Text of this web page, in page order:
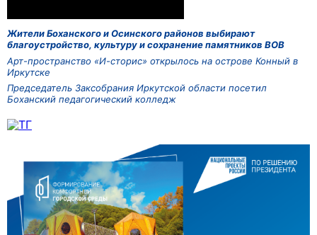
Жители Боханского и Осинского районов выбирают
благоустройство, культуру и сохранение памятников ВОВ
Арт-пространство «И-сторис» открылось на острове Конный в
Иркутске
Председатель Заксобрания Иркутской области посетил
Боханский педагогический колледж